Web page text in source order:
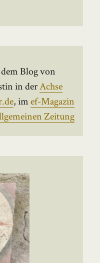
Blog von
in derAchse
, imef-Magazin
Zeitung